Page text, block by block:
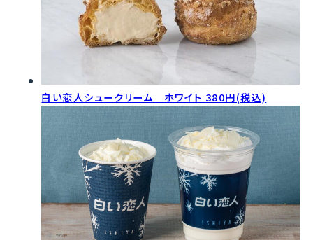
白い恋人シュークリーム ホワイト 380円(税込)